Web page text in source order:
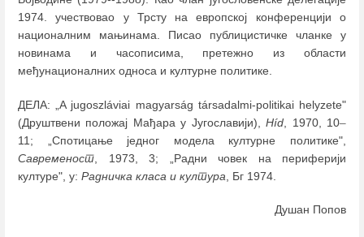
1974. учествовао у Трсту на европској конференцији о
националним мањинама. Писао публицистичке чланке у
новинама и часописима, претежно из области
међунационалних односа и културне политике.
ДЕЛА: „A jugoszláviai magyarság társadalmi-politikai helyzete"
(Друштвени положај Мађара у Југославији),Híd , 1970, 10–
11; „Спотицање једног модела културне политике",
Савременост , 1973, 3; „Радни човек на периферији
културе", у: Радничка класа и култура , Бг 1974.
Душан Попов